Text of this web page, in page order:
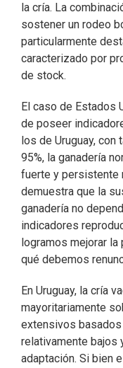
la cría. La
sostener un rodeo
particularmente
caracterizado por
de stock.
El caso de Estados
de poseer
los de Uruguay,
95%, la ganadería
fuerte y persistente
demuestra que la
ganadería no
indicadores
logramos mejorar
qué debemos
En Uruguay, la cría
mayoritariamente
extensivos
relativamente bajos
adaptación. Si bien